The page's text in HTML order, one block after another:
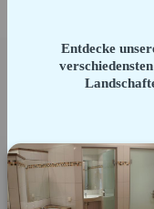
Entdecke